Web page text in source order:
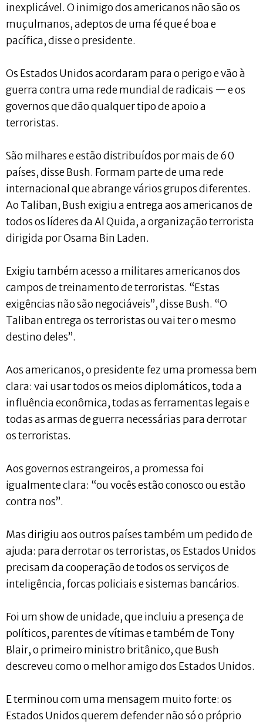
inexplicável. O inimigo dos americanos não são os
muçulmanos, adeptos de uma fé que é boa e
pacífica, disse o presidente.
Os Estados Unidos acordaram para o perigo e vão à
guerra contra uma rede mundial de radicais — e os
governos que dão qualquer tipo de apoio a
terroristas.
São milhares e estão distribuídos por mais de 60
países, disse Bush. Formam parte de uma rede
internacional que abrange vários grupos diferentes.
Ao Taliban, Bush exigiu a entrega aos americanos de
todos os líderes da Al Quida, a organização terrorista
dirigida por Osama Bin Laden.
Exigiu também acesso a militares americanos dos
campos de treinamento de terroristas. “Estas
exigências não são negociáveis”, disse Bush. “O
Taliban entrega os terroristas ou vai ter o mesmo
destino deles”.
Aos americanos, o presidente fez uma promessa bem
clara: vai usar todos os meios diplomáticos, toda a
influência econômica, todas as ferramentas legais e
todas as armas de guerra necessárias para derrotar
os terroristas.
Aos governos estrangeiros, a promessa foi
igualmente clara: “ou vocês estão conosco ou estão
contra nos”.
Mas dirigiu aos outros países também um pedido de
ajuda: para derrotar os terroristas, os Estados Unidos
precisam da cooperação de todos os serviços de
inteligência, forcas policiais e sistemas bancários.
Foi um show de unidade, que incluiu a presença de
políticos, parentes de vítimas e também de Tony
Blair, o primeiro ministro britânico, que Bush
descreveu como o melhor amigo dos Estados Unidos.
E terminou com uma mensagem muito forte: os
Estados Unidos querem defender não só o próprio